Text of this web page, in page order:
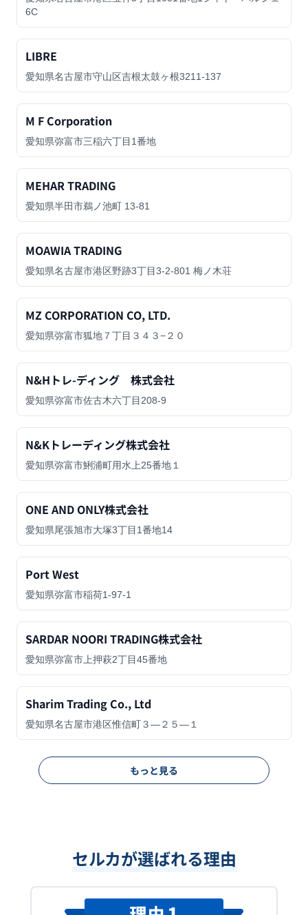
6C
LIBRE
愛知県名古屋市守山区吉根太鼓ヶ根3211-137
M F Corporation
愛知県弥富市三稲六丁目1番地
MEHAR TRADING
愛知県半田市鵜ノ池町 13-81
MOAWIA TRADING
愛知県名古屋市港区野跡3丁目3-2-801 梅ノ木荘
MZ CORPORATION CO, LTD.
愛知県弥富市狐地７丁目３４３−２０
N&Hトレ-ディング 株式会社
愛知県弥富市佐古木六丁目208-9
N&Kトレーディング株式会社
愛知県弥富市鯏浦町用水上25番地１
ONE AND ONLY株式会社
愛知県尾張旭市大塚3丁目1番地14
Port West
愛知県弥富市稲荷1-97-1
SARDAR NOORI TRADING株式会社
愛知県弥富市上押萩2丁目45番地
Sharim Trading Co., Ltd
愛知県名古屋市港区惟信町３―２５―１
もっと見る
セルカが選ばれる理由